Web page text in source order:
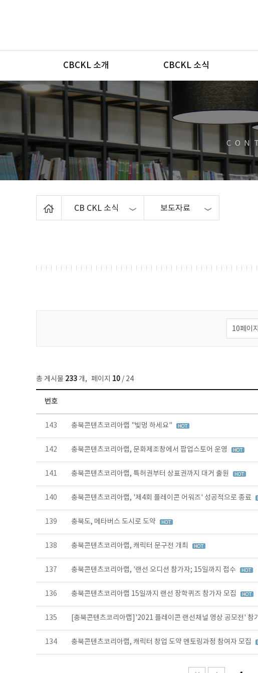
메뉴
CBCKL 소개 CBCKL 소식
CB CKL 소식 보도자료
총 게시물 233 개, 페이지 10 / 24
보도자료 목록 - 번호, 제목, 작성자, 파일, 조회수, 작성일 정보 제공
번호
143 충북콘텐츠코리아랩 "빛멍 하세요"
142 충북콘텐츠코리아랩, 문화제조창에서 팝업스토어 운영
141 충북콘텐츠코리아랩, 특허권부터 상표권까지 대거 출원
140 충북콘텐츠코리아랩, '제4회 플레이콘 어워즈' 성공적으로 종료
139 충북도, 메타버스 도시로 도약
138 충북콘텐츠코리아랩, 캐릭터 문구전 개최
137 충북콘텐츠코리아랩, '랜선 오디션 참가자; 15일까지 접수
136 충북콘텐츠코리아랩 15일까지 랜선 장학퀴즈 참가자 모집
135 [충북콘텐츠코리아랩]'2021 플레이콘 랜선채널 영상 공모전' 참
134 충북콘텐츠코리아랩, 캐릭터 창업 도약 멘토링과정 참여자 모집